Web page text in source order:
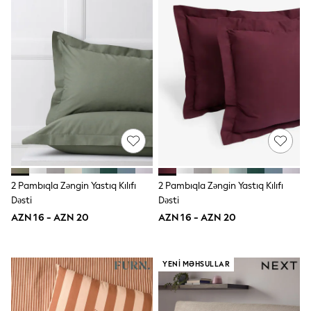
Trousers
Skirts
Shirts & Blouses
Sweatshirts, Jumpers & Cardigans
All Girls Sports & Swimwear
Coats & Jackets
Underwear & Socks
Bags & Backpacks
Lunchboxes & Drink Bottles
All Bags & Accessories
Bags
Hats, Gloves & Scarves
Shop all
Miffy
Trainers
Hoodies & Sweatshirts
T-Shirts & Vests
Leggings, Joggers & Shorts
2 Pambıqla Zəngin Yastıq Kılıfı
Dəsti
AZN 16 - AZN 20
2 Pambıqla Zəngin Yastıq Kılıfı
Dəsti
AZN 16 - AZN 20
YENI MƏHSULLAR